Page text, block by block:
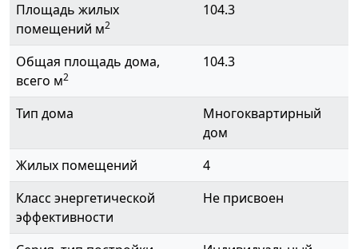
Площадь жилых
помещений м2
104.3
Общая площадь дома,
всего м2
104.3
Тип дома
Многоквартирный
дом
Жилых помещений
4
Класс энергетической
эффективности
Не присвоен